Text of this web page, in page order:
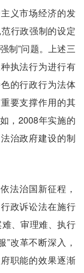
义市场经济的发
行政强制的设定
制”问题。上述三
执法行为进行有
的行政行为法体
要支撑作用的其
，2008年实施的
治政府建设的制
法治国新征程，
政诉讼法在施行
、审理难、执行
”改革不断深入，
职能的效果逐渐